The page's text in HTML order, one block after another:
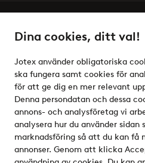
Dina cookies, ditt val!
Jotex använder obligatoriska
ska fungera samt cookies för
för att ge dig en mer relevant
Denna persondatan och dessa
annons- och analysföretag vi
analysera hur du använder
marknadsföring så att du kan få
annonser. Genom att klicka
Säkra betalningar -
Vill du veta mer om
elpy